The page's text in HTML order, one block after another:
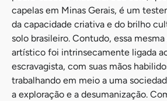
capelas em Minas Gerais, é um
da capacidade criativa e do brilho
solo brasileiro. Contudo, essa
artístico foi intrinsecamente ligada
escravagista, com suas mãos
trabalhando em meio a uma
a exploração e a desumanização.